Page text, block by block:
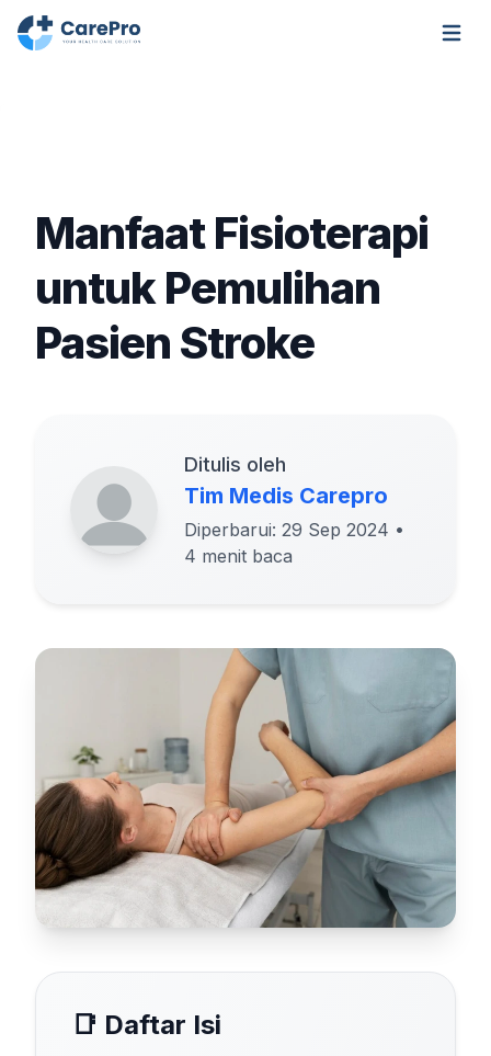
Open
Manfaat Fisioterapi
untuk Pemulihan
Pasien Stroke
Ditulis oleh
Tim Medis Carepro
Diperbarui: 29 Sep 2024 •
4 menit baca
📑 Daftar Isi